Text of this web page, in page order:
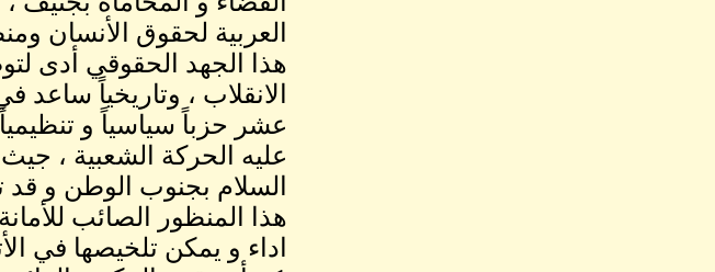
العربية لحقوق الأنسان
هذا الجهد الحقوقي أدى
الانقلاب ، وتاريخياً
عشر حزباً سياسياً و
عليه الحركة الشعبية ،
السلام بجنوب الوطن و قد تم التوقيع
هذا المنظور الصائب
اداء و يمكن تلخيصها في